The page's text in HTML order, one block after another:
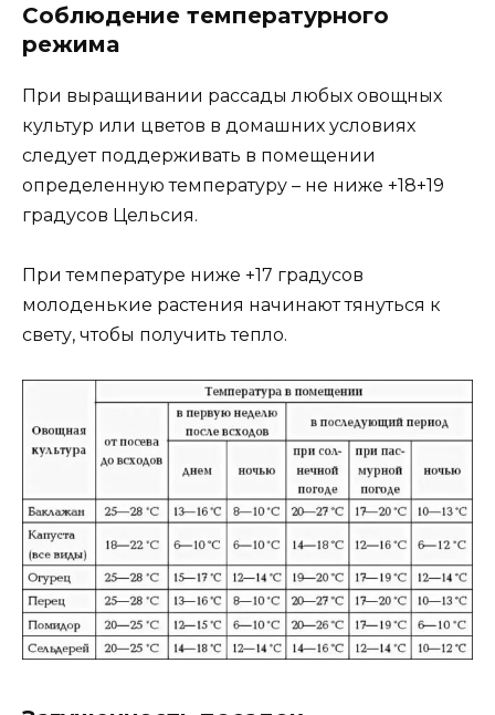
Соблюдение температурного
режима
При выращивании рассады любых овощных
культур или цветов в домашних условиях
следует поддерживать в помещении
определенную температуру – не ниже +18+19
градусов Цельсия.
При температуре ниже +17 градусов
молоденькие растения начинают тянуться к
свету, чтобы получить тепло.